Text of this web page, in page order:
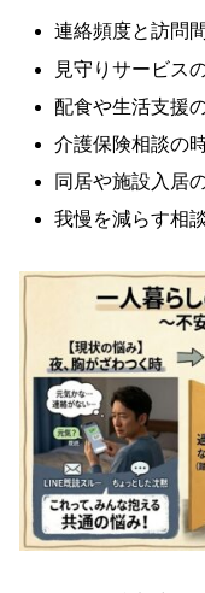
連絡頻度と訪問
見守りサービス
配食や生活支援
介護保険相談の
同居や施設入居
我慢を減らす相